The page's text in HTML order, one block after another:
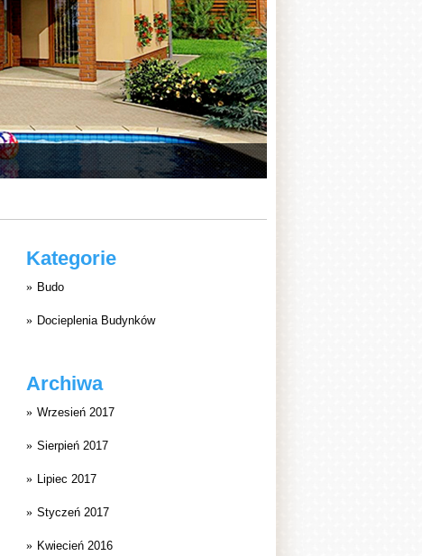
Kategorie
Budo
Docieplenia Budynków
Archiwa
Wrzesień 2017
Sierpień 2017
Lipiec 2017
Styczeń 2017
Kwiecień 2016